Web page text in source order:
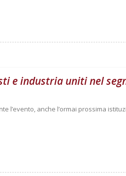
e industria uniti nel
l’evento, anche l’ormai prossima